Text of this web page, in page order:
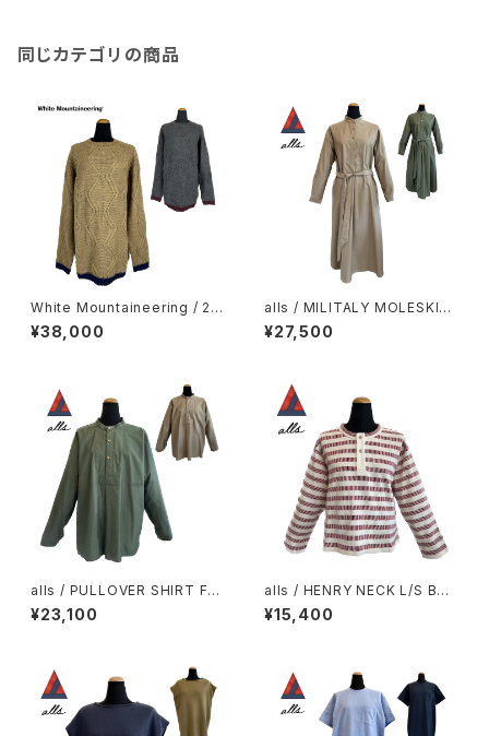
同じカテゴリの商品
White Mountaineering / 2-
Tone Crew Neck Knit
¥38,000
alls / MILITALY MOLESKIN
DRESS
¥27,500
alls / PULLOVER SHIRT FR
AN MILITALY MOLESKIN
¥23,100
alls / HENRY NECK L/S BOR
DER
¥15,400